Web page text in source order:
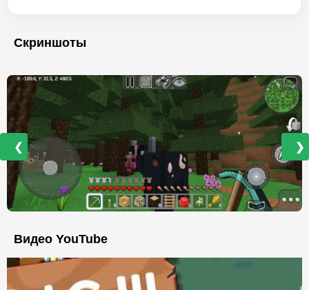
Скриншоты
❮ ❯
Видео YouTube